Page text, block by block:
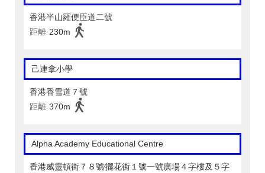
香港半山羅便臣道二號
距離 230m
己連拿小學
香港香雪道７號
距離 370m
Alpha Academy Educational Centre
香港威靈頓街７８號∕擺花街１號一號廣場４字樓及５字